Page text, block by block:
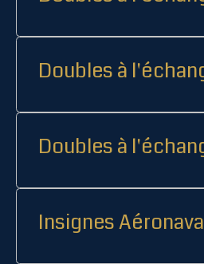
Doubles à
Doubles à
Insignes